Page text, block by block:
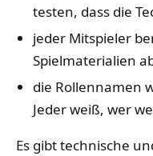
testen, dass die
jeder Mitspieler
Spielmaterialien
die Rollennamen
Jeder weiß, wer
Es gibt technische